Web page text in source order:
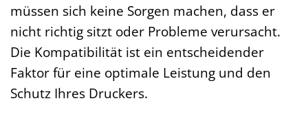
müssen sich keine Sorgen machen, dass er
nicht richtig sitzt oder Probleme verursacht.
Die Kompatibilität ist ein entscheidender
Faktor für eine optimale Leistung und den
Schutz Ihres Druckers.